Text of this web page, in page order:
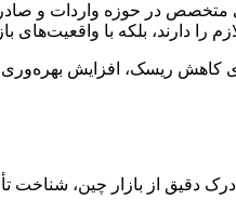
متخصص در حوزه واردات و
را دارند، بلکه با
کاهش ریسک، افزایش بهره‌وری
دقیق از بازار چین،